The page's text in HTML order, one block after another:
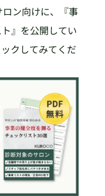
ロン向けに、『事
』を公開してい
クしてみてくだ